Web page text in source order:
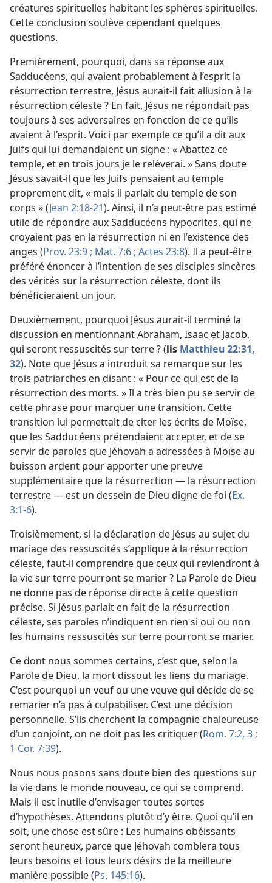
créatures spirituelles habitant les sphères spirituelles.
Cette conclusion soulève cependant quelques
questions.
Premièrement, pourquoi, dans sa réponse aux
Sadducéens, qui avaient probablement à l’esprit la
résurrection terrestre, Jésus aurait-il fait allusion à la
résurrection céleste ? En fait, Jésus ne répondait pas
toujours à ses adversaires en fonction de ce qu’ils
avaient à l’esprit. Voici par exemple ce qu’il a dit aux
Juifs qui lui demandaient un signe : « Abattez ce
temple, et en trois jours je le relèverai. » Sans doute
Jésus savait-il que les Juifs pensaient au temple
proprement dit, « mais il parlait du temple de son
corps » (Jean 2:18-21). Ainsi, il n’a peut-être pas estimé
utile de répondre aux Sadducéens hypocrites, qui ne
croyaient pas en la résurrection ni en l’existence des
anges (Prov. 23:9 ; Mat. 7:6 ; Actes 23:8). Il a peut-être
préféré énoncer à l’intention de ses disciples sincères
des vérités sur la résurrection céleste, dont ils
bénéficieraient un jour.
Deuxièmement, pourquoi Jésus aurait-il terminé la
discussion en mentionnant Abraham, Isaac et Jacob,
qui seront ressuscités sur terre ? (lis Matthieu 22:31,
32). Note que Jésus a introduit sa remarque sur les
trois patriarches en disant : « Pour ce qui est de la
résurrection des morts. » Il a très bien pu se servir de
cette phrase pour marquer une transition. Cette
transition lui permettait de citer les écrits de Moïse,
que les Sadducéens prétendaient accepter, et de se
servir de paroles que Jéhovah a adressées à Moïse au
buisson ardent pour apporter une preuve
supplémentaire que la résurrection — la résurrection
terrestre — est un dessein de Dieu digne de foi (Ex.
3:1-6).
Troisièmement, si la déclaration de Jésus au sujet du
mariage des ressuscités s’applique à la résurrection
céleste, faut-il comprendre que ceux qui reviendront à
la vie sur terre pourront se marier ? La Parole de Dieu
ne donne pas de réponse directe à cette question
précise. Si Jésus parlait en fait de la résurrection
céleste, ses paroles n’indiquent en rien si oui ou non
les humains ressuscités sur terre pourront se marier.
Ce dont nous sommes certains, c’est que, selon la
Parole de Dieu, la mort dissout les liens du mariage.
C’est pourquoi un veuf ou une veuve qui décide de se
remarier n’a pas à culpabiliser. C’est une décision
personnelle. S’ils cherchent la compagnie chaleureuse
d’un conjoint, on ne doit pas les critiquer (Rom. 7:2, 3 ;
1 Cor. 7:39).
Nous nous posons sans doute bien des questions sur
la vie dans le monde nouveau, ce qui se comprend.
Mais il est inutile d’envisager toutes sortes
d’hypothèses. Attendons plutôt d’y être. Quoi qu’il en
soit, une chose est sûre : Les humains obéissants
seront heureux, parce que Jéhovah comblera tous
leurs besoins et tous leurs désirs de la meilleure
manière possible (Ps. 145:16).